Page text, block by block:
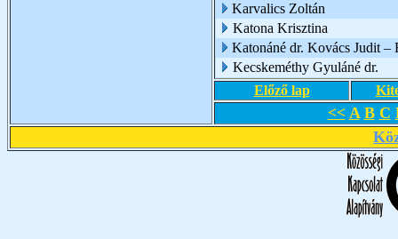
Karvalics Zoltán
Katona Krisztina
Katonáné dr. Kovács Judit –
Kecskeméthy Gyuláné dr.
Előző lap
<< A B C